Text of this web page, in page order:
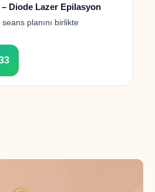
Diode Lazer Epilasyon
planını birlikte